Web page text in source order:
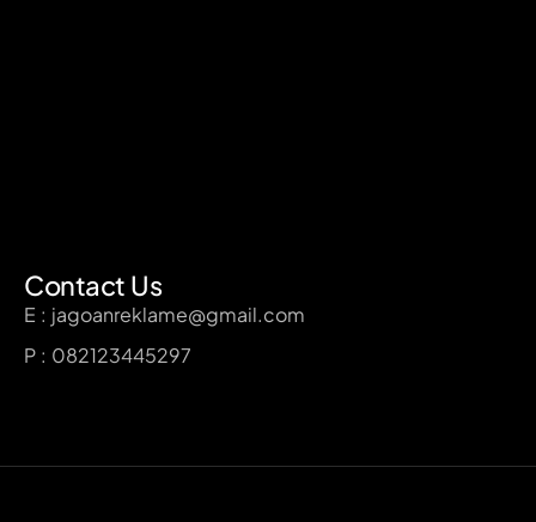
Contact Us
E : jagoanreklame@gmail.com
P : 082123445297